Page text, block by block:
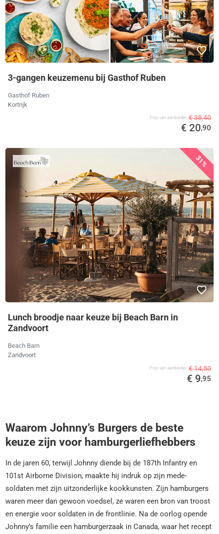
3-gangen keuzemenu bij Gasthof Ruben
Gasthof Ruben
Kortrijk
Prijs van aanbieder € 38,40
€ 20,90
31%
Lunch broodje naar keuze bij Beach Barn in
Zandvoort
Beach Barn
Zandvoort
Prijs van aanbieder € 14,50
€ 9,95
Waarom Johnny’s Burgers de beste
keuze zijn voor hamburgerliefhebbers
In de jaren 60, terwijl Johnny diende bij de 187th Infantry en
101st Airborne Division, maakte hij indruk op zijn mede-
soldaten met zijn uitzonderlijke kookkunsten. Zijn hamburgers
waren meer dan gewoon voedsel, ze waren een bron van troost
en energie voor soldaten in de frontlinie. Na de oorlog opende
Johnny’s familie een hamburgerzaak in Canada, waar het recept